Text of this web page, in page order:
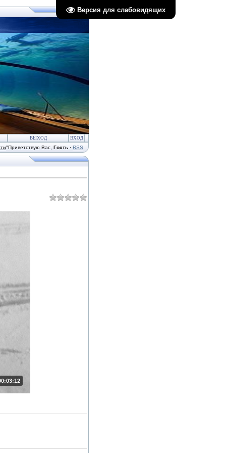
Версия для слабовидящих
ВЫХОД ВХОД
"Приветствую Вас Гость · RSS